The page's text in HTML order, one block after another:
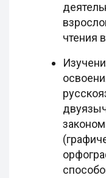
чтения